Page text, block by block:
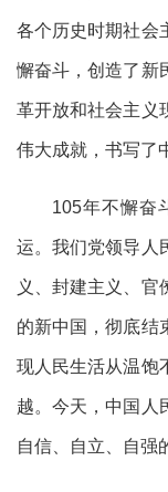
各个历史时期社会
懈奋斗，创造了新
革开放和社会主义
伟大成就，书写了
105年不懈奋
运。我们党领导人
义、封建主义、官
的新中国，彻底结
现人民生活从温饱
越。今天，中国人
自信、自立、自强